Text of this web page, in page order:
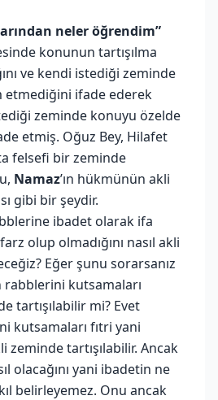
neler öğrendim”
konunun tartışılma
ve kendi istediği zeminde
etmediğini ifade ederek
zeminde konuyu özelde
etmiş. Oğuz Bey, Hilafet
felsefi bir zeminde
Namaz’ın hükmünün akli
gibi bir şeydir.
ibadet olarak ifa
farz olup olmadığını nasıl akli
Eğer şunu sorarsanız
rabblerini kutsamaları
tartışılabilir mi? Evet
kutsamaları fıtri yani
zeminde tartışılabilir. Ancak
olacağını yani ibadetin ne
belirleyemez. Onu ancak